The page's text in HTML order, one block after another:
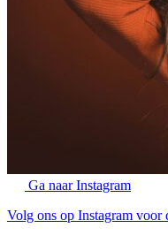
Ga naar Instagram
Volg ons op Instagram voor